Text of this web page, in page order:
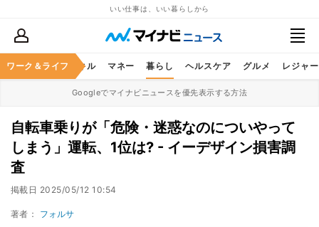
いい仕事は、いい暮らしから
ワーク＆ライフ
ア ビジネススキル マネー 暮らし ヘルスケア グルメ レジャー
Googleでマイナビニュースを優先表示する方法
自転車乗りが「危険・迷惑なのについやって
しまう」運転、1位は? - イーデザイン損害調
査
掲載日 2025/05/12 10:54
著者： フォルサ